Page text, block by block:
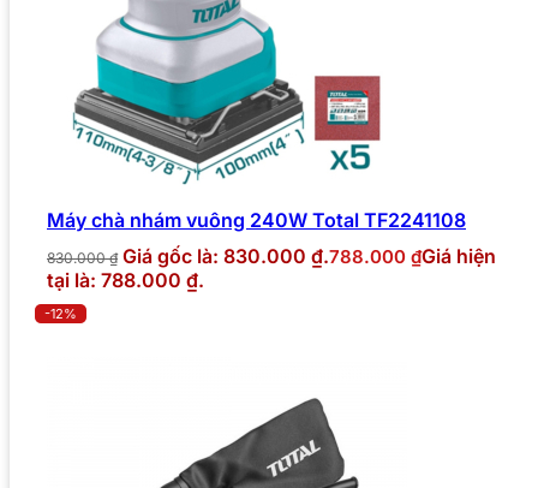
Máy chà nhám vuông 240W Total TF2241108
830.000₫ Giá gốc là: 830.000 ₫.788.000 ₫Giá hiện
tại là: 788.000 ₫.
-12%